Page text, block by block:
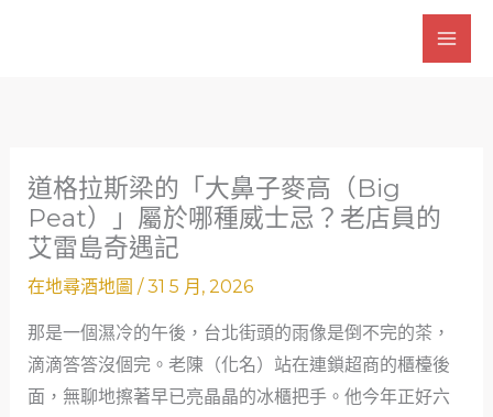
道格拉斯梁的「大鼻子麥高（Big
Peat）」屬於哪種威士忌？老店員的
艾雷島奇遇記
在地尋酒地圖 /31 5 月, 2026
那是一個濕冷的午後，台北街頭的雨像是倒不完的茶，
滴滴答答沒個完。老陳（化名）站在連鎖超商的櫃檯後
面，無聊地擦著早已亮晶晶的冰櫃把手。他今年正好六